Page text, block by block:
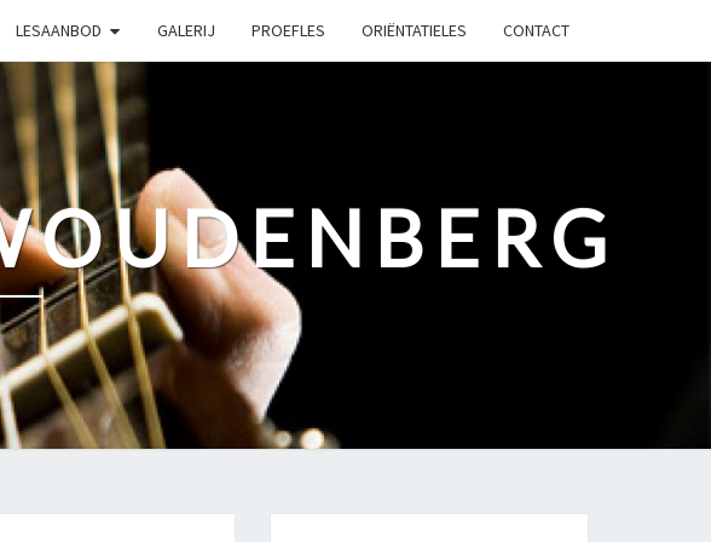
LESAANBOD GALERIJ PROEFLES ORIËNTATIELES CONTACT